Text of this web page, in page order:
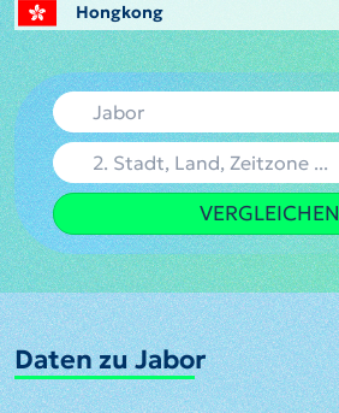
Hongkong
VERGLEICHEN
Daten zu Jabor